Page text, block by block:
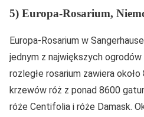
5) Europa-Rosarium,
Europa-Rosarium w
jednym z największych
rozległe rosarium zawiera
krzewów róż z ponad 8600
róże Centifolia i róże Damask.